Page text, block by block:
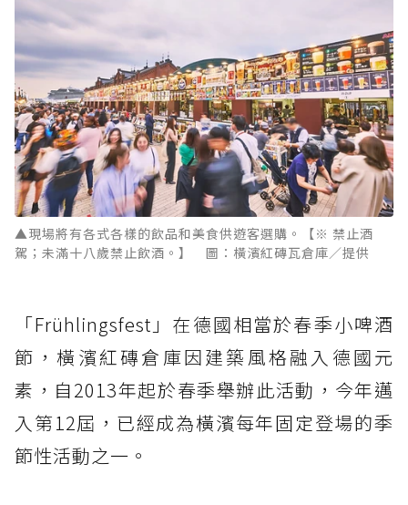
▲現場將有各式各樣的飲品和美食供遊客選購。【※ 禁止酒
駕；未滿十八歲禁止飲酒。】 圖：橫濱紅磚瓦倉庫／提供
「Frühlingsfest」在德國相當於春季小啤酒
節，橫濱紅磚倉庫因建築風格融入德國元
素，自2013年起於春季舉辦此活動，今年邁
入第12屆，已經成為橫濱每年固定登場的季
節性活動之一。